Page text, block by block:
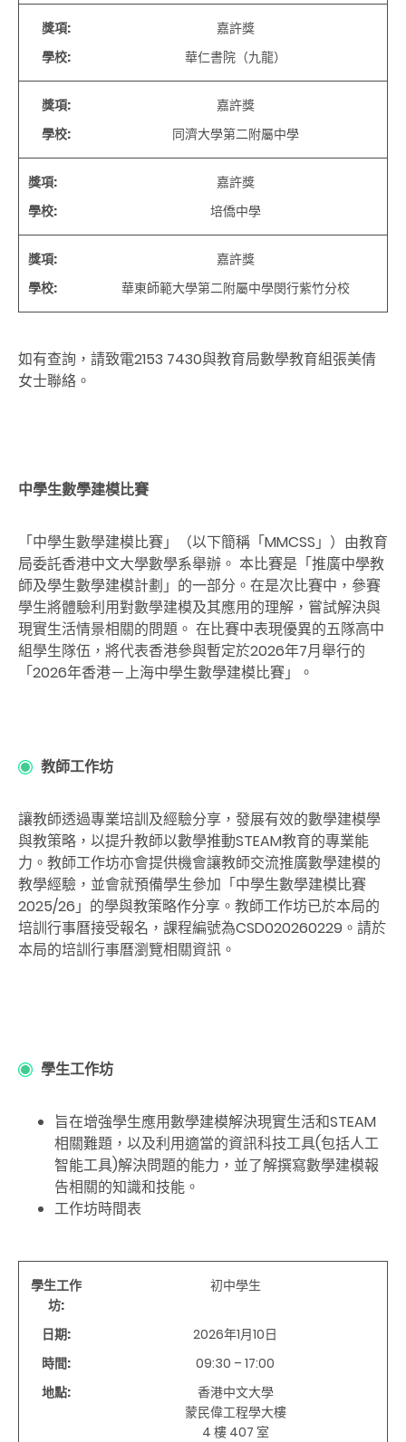
獎項:
嘉許獎
學校: 華仁書院（九龍）
獎項:
嘉許獎
學校: 同濟大學第二附屬中學
獎項:
嘉許獎
學校: 培僑中學
獎項:
嘉許獎
學校: 華東師範大學第二附屬中學閔行紫竹分校
如有查詢，請致電2153 7430與教育局數學教育組張美倩
女士聯絡。
中學生數學建模比賽
「中學生數學建模比賽」（以下簡稱「MMCSS」）由教育
局委託香港中文大學數學系舉辦。 本比賽是「推廣中學教
師及學生數學建模計劃」的一部分。在是次比賽中，參賽
學生將體驗利用對數學建模及其應用的理解，嘗試解決與
現實生活情景相關的問題。 在比賽中表現優異的五隊高中
組學生隊伍，將代表香港參與暫定於2026年7月舉行的
「2026年香港－上海中學生數學建模比賽」。
教師工作坊
讓教師透過專業培訓及經驗分享，發展有效的數學建模學
與教策略，以提升教師以數學推動STEAM教育的專業能
力。教師工作坊亦會提供機會讓教師交流推廣數學建模的
教學經驗，並會就預備學生參加「中學生數學建模比賽
2025/26」的學與教策略作分享。教師工作坊已於本局的
培訓行事曆接受報名，課程編號為CSD020260229。請於
本局的培訓行事曆瀏覽相關資訊。
學生工作坊
旨在增強學生應用數學建模解決現實生活和STEAM
相關難題，以及利用適當的資訊科技工具(包括人工
智能工具)解決問題的能力，並了解撰寫數學建模報
告相關的知識和技能。
工作坊時間表
學生工作
坊:
初中學生
日期: 2026年1月10日
時間:
09:30 – 17:00
地點:
香港中文大學
蒙民偉工程學大樓
4 樓407 室